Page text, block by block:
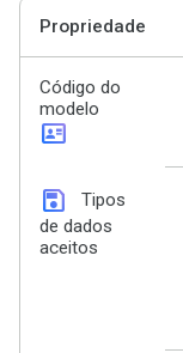
Propriedade
Código do
modelo
id_card
save
Tipos
de dados
aceitos